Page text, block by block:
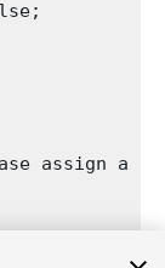
assign a